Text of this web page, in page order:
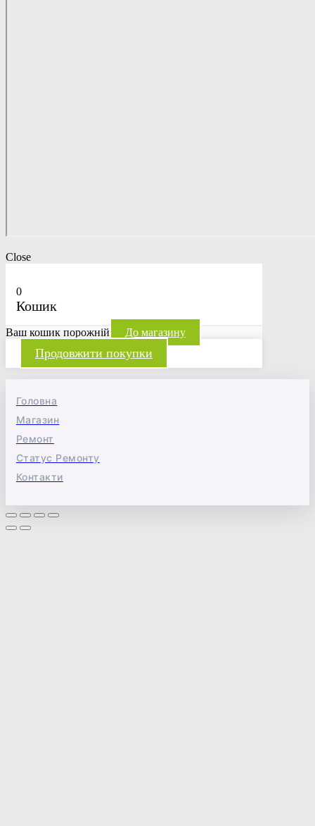
Close
0
Кошик
Ваш кошик порожній До магазину
Продовжити покупки
Головна
Магазин
Ремонт
Статус Ремонту
Контакти